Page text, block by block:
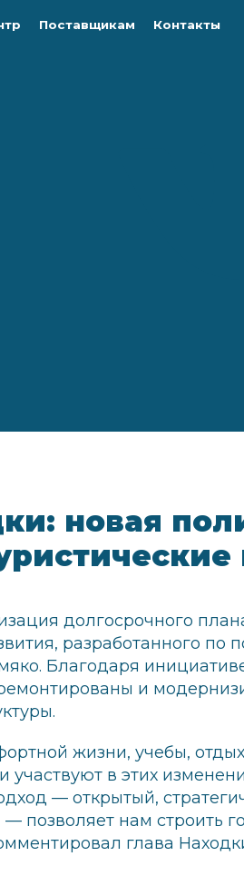
Поставщикам Контакты
новая
долгосрочного
разработанного по
Благодаря
и
жизни, учебы,
в этих
— открытый,
позволяет нам строить
глава